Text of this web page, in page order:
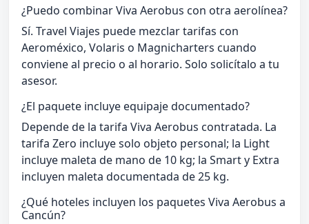
¿Puedo combinar Viva Aerobus con otra aerolínea?
Sí. Travel Viajes puede mezclar tarifas con
Aeroméxico, Volaris o Magnicharters cuando
conviene al precio o al horario. Solo solicítalo a tu
asesor.
¿El paquete incluye equipaje documentado?
Depende de la tarifa Viva Aerobus contratada. La
tarifa Zero incluye solo objeto personal; la Light
incluye maleta de mano de 10 kg; la Smart y Extra
incluyen maleta documentada de 25 kg.
¿Qué hoteles incluyen los paquetes Viva Aerobus a
Cancún?